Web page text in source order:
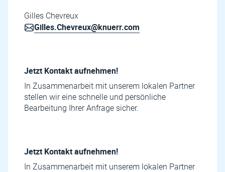
Gilles Chevreux
Gilles.Chevreux@knuerr.com
Jetzt Kontakt aufnehmen!
In Zusammenarbeit mit unserem lokalen Partner
stellen wir eine schnelle und persönliche
Bearbeitung Ihrer Anfrage sicher.
Jetzt Kontakt aufnehmen!
In Zusammenarbeit mit unserem lokalen Partner